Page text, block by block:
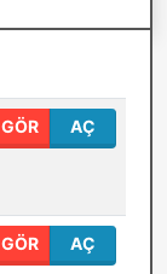
GÖR AÇ
GÖR AÇ